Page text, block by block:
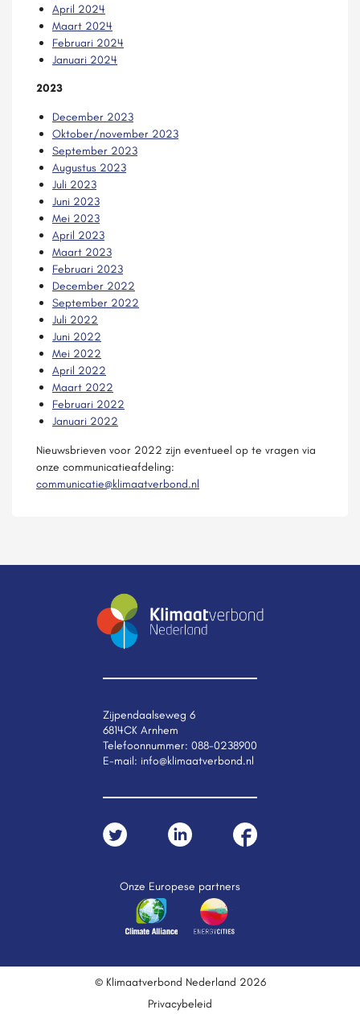
April 2024
Maart 2024
Februari 2024
Januari 2024
2023
December 2023
Oktober/november 2023
September 2023
Augustus 2023
Juli 2023
Juni 2023
Mei 2023
April 2023
Maart 2023
Februari 2023
December 2022
September 2022
Juli 2022
Juni 2022
Mei 2022
April 2022
Maart 2022
Februari 2022
Januari 2022
Nieuwsbrieven voor 2022 zijn eventueel op te vragen via
onze communicatieafdeling:
communicatie@klimaatverbond.nl
Zijpendaalseweg 6
6814CK Arnhem
Telefoonnummer: 088-0238900
E-mail: info@klimaatverbond.nl
Onze Europese partners
© Klimaatverbond Nederland 2026
Privacybeleid